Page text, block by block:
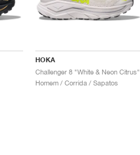
HOKA
Challenger 8 "White & Neon Citrus"
Homem / Corrida / Sapatos